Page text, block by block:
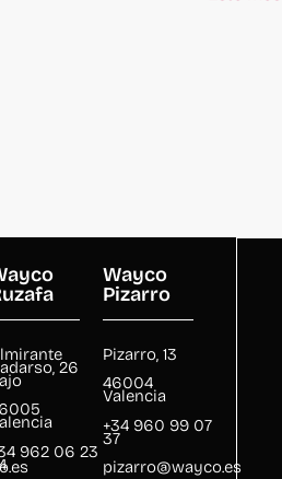
26
962 06 23
Wayco
Pizarro
Pizarro, 13
46004
Valencia
+34 960 99 07
37
pizarro@wayco.es